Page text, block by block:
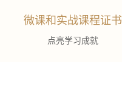
微课和实战课程证书
点亮学习成就